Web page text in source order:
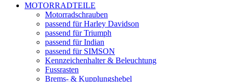
MOTORRADTEILE
Motorradschrauben
passend für Harley Davidson
passend für Triumph
passend für Indian
passend für SIMSON
Kennzeichenhalter & Beleuchtung
Fussrasten
Brems- & Kupplungshebel